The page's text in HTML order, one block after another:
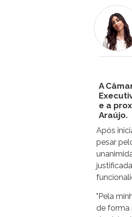
A
e a
Araújo.
Após
pesar
"Pela
de forma